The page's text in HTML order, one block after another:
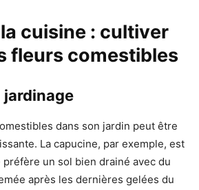
cuisine : cultiver
fleurs comestibles
jardinage
dans son jardin peut être
La capucine, par exemple, est
un sol bien drainé avec du
après les dernières gelées du